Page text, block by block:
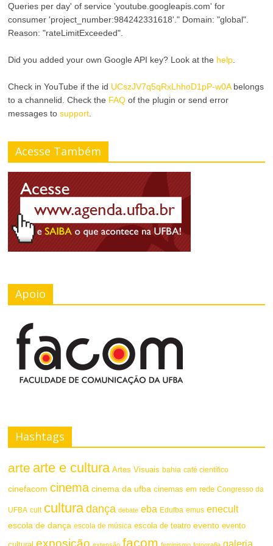
Queries per day' of service 'youtube.googleapis.com' for
consumer 'project_number:984242331618'." Domain: "global".
Reason: "rateLimitExceeded".
Did you added your own Google API key? Look at the help
Check in YouTube if the id UCszJV7q5qRxLhhoD1pP-w0Abelongs
to a channelid. Check the FAQ of the plugin or send error
messages tosupport
Acesse Também
Apoio
Hashtags
arte arte e cultura Artes Visuais bahia café científico
cinefacom cinema cinema da ufba cinemas em rede Congresso da
UFBA cult cultura dança debate eba Edufba emus enecult
escola de dança escola de música escola de teatro evento evento
exposição facom galeria